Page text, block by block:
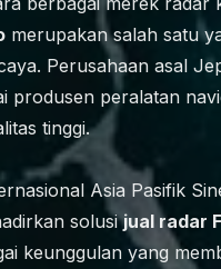
merupakan salah satu
Perusahaan asal
produsen peralatan
tinggi.
Asia Pasifik
solusijual radar
keunggulan yang